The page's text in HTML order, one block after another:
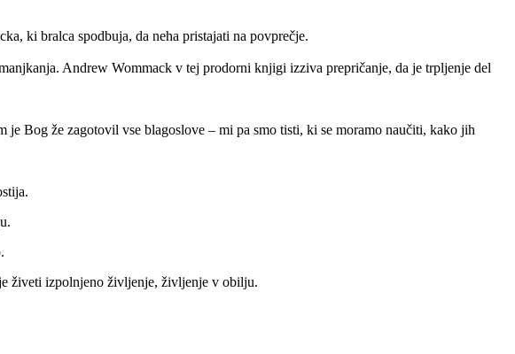
ki bralca spodbuja, da neha pristajati na povprečje.
Andrew Wommack v tej prodorni knjigi izziva prepričanje, da je trpljenje del
Bog že zagotovil vse blagoslove – mi pa smo tisti, ki se moramo naučiti, kako jih
živeti izpolnjeno življenje, življenje v obilju.